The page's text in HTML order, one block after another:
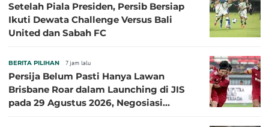
Setelah Piala Presiden, Persib Bersiap
Ikuti Dewata Challenge Versus Bali
United dan Sabah FC
BERITA PILIHAN 7 jam lalu
Persija Belum Pasti Hanya Lawan
Brisbane Roar dalam Launching di JIS
pada 29 Agustus 2026, Negosiasi